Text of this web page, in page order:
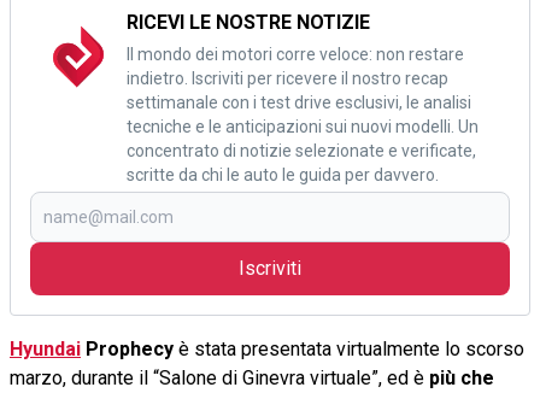
RICEVI LE NOSTRE NOTIZIE
Il mondo dei motori corre veloce: non restare
indietro. Iscriviti per ricevere il nostro recap
settimanale con i test drive esclusivi, le analisi
tecniche e le anticipazioni sui nuovi modelli. Un
concentrato di notizie selezionate e verificate,
scritte da chi le auto le guida per davvero.
Iscriviti
Hyundai Prophecy è stata presentata virtualmente lo scorso
marzo, durante il “Salone di Ginevra virtuale”, ed è più che